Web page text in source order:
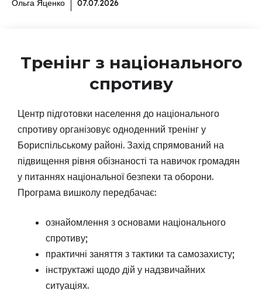
Ольга Яценко 07.07.2026
Тренінг з національного
спротиву
Центр підготовки населення до національного
спротиву організовує одноденний тренінг у
Бориспільському районі. Захід спрямований на
підвищення рівня обізнаності та навичок громадян
у питаннях національної безпеки та оборони.
Програма вишколу передбачає:
ознайомлення з основами національного
спротиву;
практичні заняття з тактики та самозахисту;
інструктажі щодо дій у надзвичайних
ситуаціях.